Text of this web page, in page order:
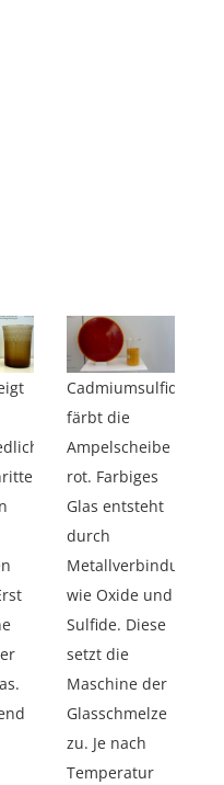
Cadmiumsulfid
färbt die
Ampelscheibe
rot. Farbiges
Glas entsteht
durch
Metallverbindungen
wie Oxide und
Sulfide. Diese
setzt die
Maschine der
Glasschmelze
zu. Je nach
Temperatur